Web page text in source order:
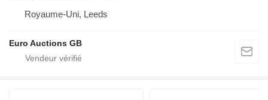
Royaume-Uni, Leeds
Euro Auctions GB